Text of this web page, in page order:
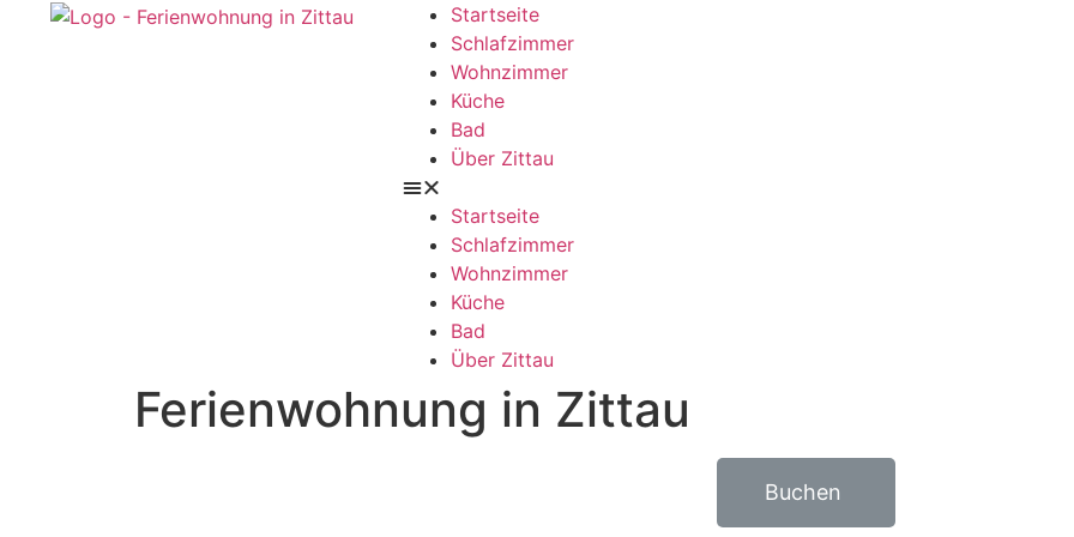
Startseite
Schlafzimmer
Wohnzimmer
Küche
Bad
Über Zittau
Startseite
Schlafzimmer
Wohnzimmer
Küche
Bad
Über Zittau
Ferienwohnung in Zittau
Buchen